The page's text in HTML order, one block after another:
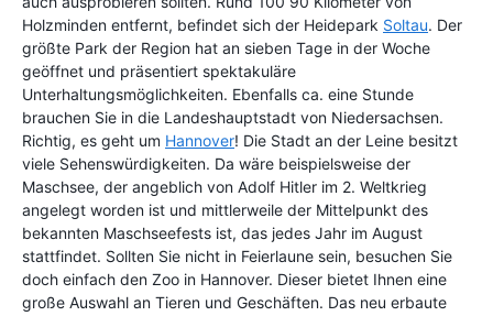
Holzminden entfernt, befindet sich der Heidepark Soltau. Der
größte Park der Region hat an sieben Tage in der Woche
geöffnet und präsentiert spektakuläre
Unterhaltungsmöglichkeiten. Ebenfalls ca. eine Stunde
brauchen Sie in die Landeshauptstadt von Niedersachsen.
Richtig, es geht um Hannover! Die Stadt an der Leine besitzt
viele Sehenswürdigkeiten. Da wäre beispielsweise der
Maschsee, der angeblich von Adolf Hitler im 2. Weltkrieg
angelegt worden ist und mittlerweile der Mittelpunkt des
bekannten Maschseefests ist, das jedes Jahr im August
stattfindet. Sollten Sie nicht in Feierlaune sein, besuchen Sie
doch einfach den Zoo in Hannover. Dieser bietet Ihnen eine
große Auswahl an Tieren und Geschäften. Das neu erbaute